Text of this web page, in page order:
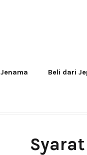
Jenama Beli dari